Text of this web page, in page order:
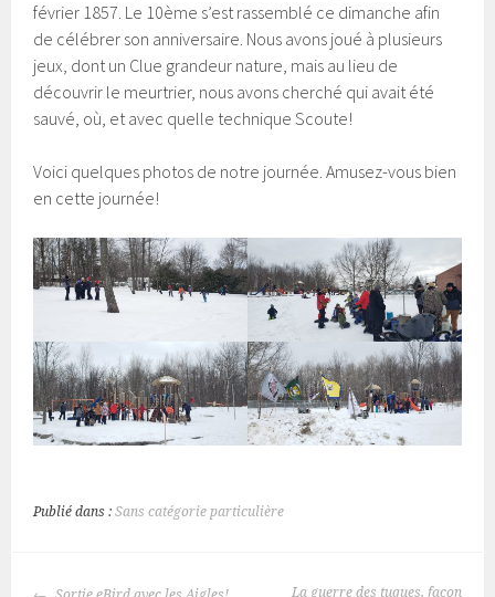
février 1857. Le 10ème s’est rassemblé ce dimanche afin
de célébrer son anniversaire. Nous avons joué à plusieurs
jeux, dont un Clue grandeur nature, mais au lieu de
découvrir le meurtrier, nous avons cherché qui avait été
sauvé, où, et avec quelle technique Scoute!
Voici quelques photos de notre journée. Amusez-vous bien
en cette journée!
Publié dans :Sans catégorie particulière
La guerre des tuques, façon